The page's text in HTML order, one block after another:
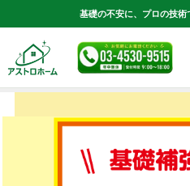
基礎の不安に、プロの技術